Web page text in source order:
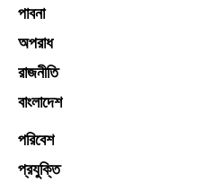
পাবনা
অপরাধ
রাজনীতি
বাংলাদেশ
পরিবেশ
প্রযুক্তি